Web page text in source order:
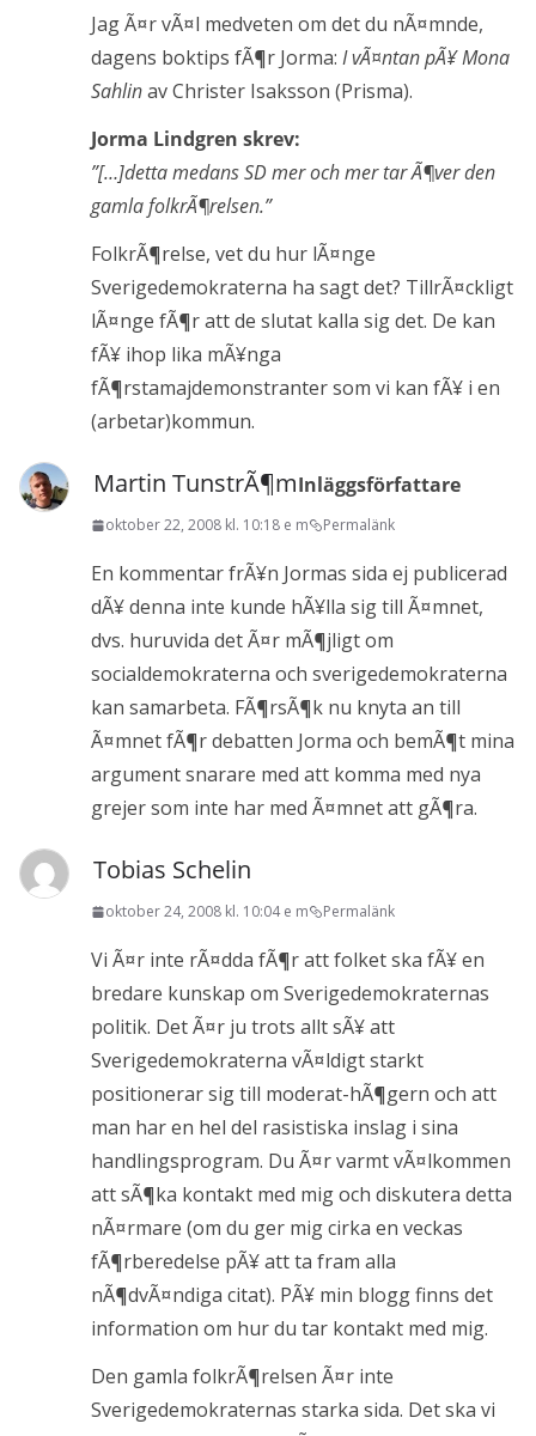
Jag Ã¤r vÃ¤l medveten om det du nÃ¤mnde,
dagens boktips fÃ¶r Jorma: I vÃ¤ntan pÃ¥ Mona
Sahlinav Christer Isaksson (Prisma).
Jorma Lindgren skrev:
”[…]detta medans SD mer och mer tar Ã¶ver den
gamla folkrÃ¶relsen.”
FolkrÃ¶relse, vet du hur lÃ¤nge
Sverigedemokraterna ha sagt det? TillrÃ¤ckligt
lÃ¤nge fÃ¶r att de slutat kalla sig det. De kan
fÃ¥ ihop lika mÃ¥nga
fÃ¶rstamajdemonstranter som vi kan fÃ¥ i en
(arbetar)kommun.
Martin TunstrÃ¶mInläggsförfattare
oktober 22, 2008 kl. 10:18 e m Permalänk
En kommentar frÃ¥n Jormas sida ej publicerad
dÃ¥ denna inte kunde hÃ¥lla sig till Ã¤mnet,
dvs. huruvida det Ã¤r mÃ¶jligt om
socialdemokraterna och sverigedemokraterna
kan samarbeta. FÃ¶rsÃ¶k nu knyta an till
Ã¤mnet fÃ¶r debatten Jorma och bemÃ¶t mina
argument snarare med att komma med nya
grejer som inte har med Ã¤mnet att gÃ¶ra.
Tobias Schelin
oktober 24, 2008 kl. 10:04 e m Permalänk
Vi Ã¤r inte rÃ¤dda fÃ¶r att folket ska fÃ¥ en
bredare kunskap om Sverigedemokraternas
politik. Det Ã¤r ju trots allt sÃ¥ att
Sverigedemokraterna vÃ¤ldigt starkt
positionerar sig till moderat-hÃ¶gern och att
man har en hel del rasistiska inslag i sina
handlingsprogram. Du Ã¤r varmt vÃ¤lkommen
att sÃ¶ka kontakt med mig och diskutera detta
nÃ¤rmare (om du ger mig cirka en veckas
fÃ¶rberedelse pÃ¥ att ta fram alla
nÃ¶dvÃ¤ndiga citat). PÃ¥ min blogg finns det
information om hur du tar kontakt med mig.
Den gamla folkrÃ¶relsen Ã¤r inte
Sverigedemokraternas starka sida. Det ska vi